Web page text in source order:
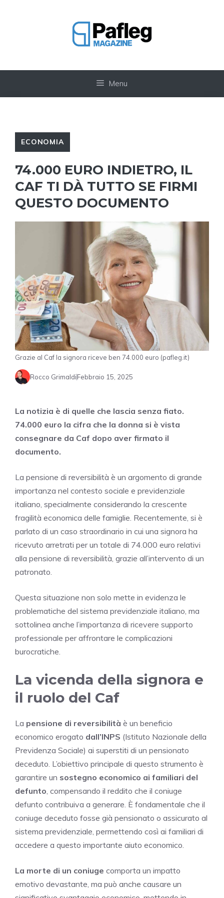
Menu
ECONOMIA
74.000 EURO INDIETRO, IL
CAF TI DÀ TUTTO SE FIRMI
QUESTO DOCUMENTO
Grazie al Caf la signora riceve ben 74.000 euro (pafleg.it)
Rocco GrimaldiFebbraio 15, 2025
La notizia è di quelle che lascia senza fiato.
74.000 euro la cifra che la donna si è vista
consegnare da Caf dopo aver firmato il
documento.
La pensione di reversibilità è un argomento di grande
importanza nel contesto sociale e previdenziale
italiano, specialmente considerando la crescente
fragilità economica delle famiglie. Recentemente, si è
parlato di un caso straordinario in cui una signora ha
ricevuto arretrati per un totale di 74.000 euro relativi
alla pensione di reversibilità, grazie all’intervento di un
patronato.
Questa situazione non solo mette in evidenza le
problematiche del sistema previdenziale italiano, ma
sottolinea anche l’importanza di ricevere supporto
professionale per affrontare le complicazioni
burocratiche.
La vicenda della signora e
il ruolo del Caf
La pensione di reversibilità è un beneficio
economico erogato dall’INPS (Istituto Nazionale della
Previdenza Sociale) ai superstiti di un pensionato
deceduto. L’obiettivo principale di questo strumento è
garantire un sostegno economico ai familiari del
defunto, compensando il reddito che il coniuge
defunto contribuiva a generare. È fondamentale che il
coniuge deceduto fosse già pensionato o assicurato al
sistema previdenziale, permettendo così ai familiari di
accedere a questo importante aiuto economico.
La morte di un coniuge comporta un impatto
emotivo devastante, ma può anche causare un